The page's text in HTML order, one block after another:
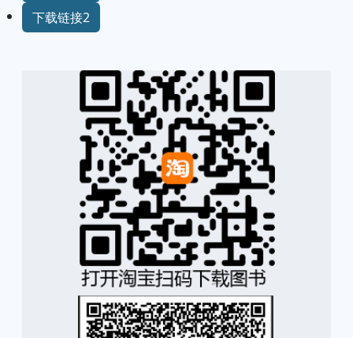
下载链接2